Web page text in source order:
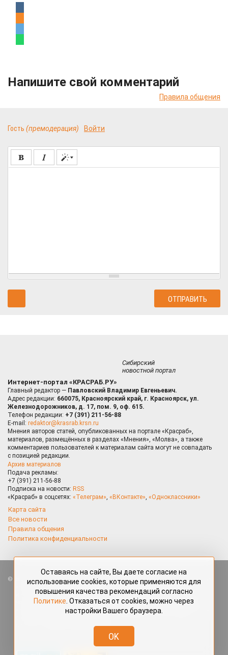
Напишите свой комментарий
Правила общения
Гость (премодерация) Войти
Сибирский
новостной портал
Интернет-портал «КРАСРАБ.РУ»
Главный редактор — Павловский Владимир Евгеньевич.
Адрес редакции: 660075, Красноярский край, г. Красноярск, ул.
Железнодорожников, д. 17, пом. 9, оф. 615.
Телефон редакции: +7 (391) 211-56-88
E-mail: redaktor@krasrab.krsn.ru
Мнения авторов статей, опубликованных на портале «Красраб»,
материалов, размещённых в разделах «Мнения», «Молва», а также
комментариев пользователей к материалам сайта могут не совпадать
с позицией редакции.
Архив материалов
Подача рекламы:
+7 (391) 211-56-88
Подписка на новости: RSS
«Красраб» в соцсетях: «Телеграм», «ВКонтакте», «Одноклассники»
Карта сайта
Все новости
Правила общения
Политика конфиденциальности
Все права защищены. Любые материалы, размещённые на портале
«Красраб.ру» сотрудниками редакции, нештатными авторами
и читателями, являются объектами авторского права. Полное или
частичное использование материалов, размещённых на портале
«Красраб.ру», допускается только с письменного согласия редакции
redaktor@krasrab.krsn.ru.
Оставаясь на сайте, Вы даете согласие на
использование cookies, которые применяются для
повышения качества рекомендаций согласно
Политике . Отказаться от cookies, можно через
настройки Вашего браузера.
OK